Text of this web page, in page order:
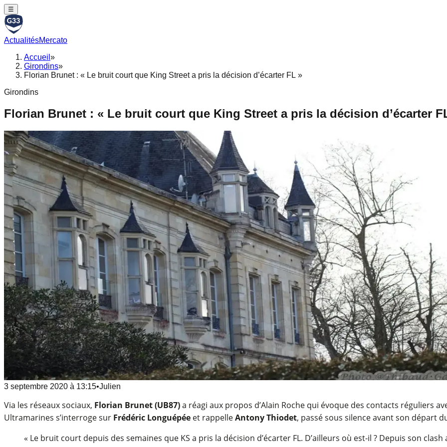
☰
ActualitésMercato
Accueil »
Girondins»
Florian Brunet : « Le bruit court que King Street a pris la décision d’écarter FL »
Girondins
Florian Brunet : « Le bruit court que King Street a pris la décision d’écarter
3 septembre 2020 à 13:15•Julien
Via les réseaux sociaux, Florian Brunet (UB87)a réagi aux propos d’Alain Roche qui évoque des contacts réguliers
Ultramarines s’interroge sur Frédéric Longuépée et rappelleAntony Thiodet, passé sous silence avant son départ
« Le bruit court depuis des semaines que KS a pris la décision d’écarter FL. D’ailleurs où est-il ? Depuis son